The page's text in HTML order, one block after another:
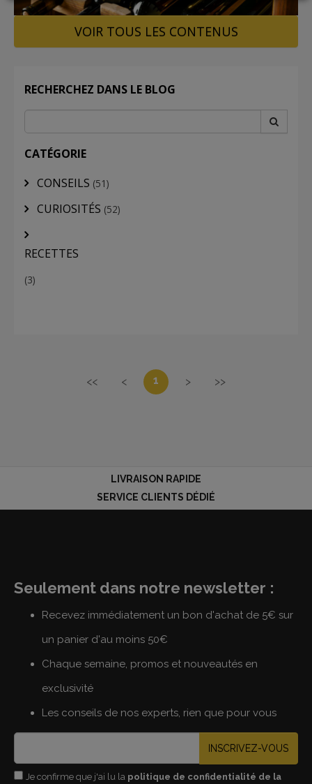
VOIR TOUS LES CONTENUS
RECHERCHEZ DANS LE BLOG
CATÉGORIE
CONSEILS (51)
CURIOSITÉS (52)
RECETTES
(3)
<< < 1 > >>
LIVRAISON RAPIDE
SERVICE CLIENTS DÉDIÉ
Seulement dans notre newsletter :
Recevez immédiatement un bon d'achat de 5€ sur
un panier d'au moins 50€
Chaque semaine, promos et nouveautés en
exclusivité
Les conseils de nos experts, rien que pour vous
INSCRIVEZ-VOUS
Je confirme que j'ai lu la politique de confidentialité de la